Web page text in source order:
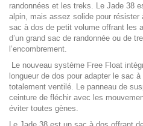
randonnées et les treks. Le Jade 38
alpin, mais assez solide pour résister
sac à dos de petit volume offrant les
d’un grand sac de randonnée ou de
l’encombrement.
Le nouveau système Free Float
longueur de dos pour adapter le sac
totalement ventilé. Le panneau de
ceinture de fléchir avec les
éviter toutes gènes.